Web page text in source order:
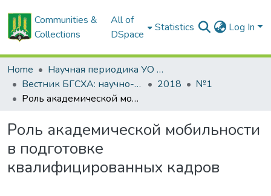
Communities &
Collections
All of
DSpace
Statistics Log In
Home
Научная периодика УО БГСХА
Вестник БГСХА: научно-методический журнал Белорусской государственной сельскохозяйственной академии
2018
№1
Роль академической мобильности в подготовке квалифицированных кадров
Роль академической мобильности
в подготовке
квалифицированных кадров